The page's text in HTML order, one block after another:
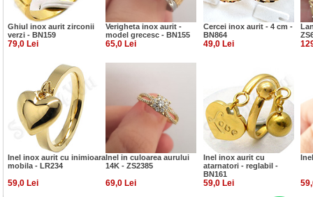
Ghiul inox aurit zirconii
verzi - BN159
Verigheta inox aurit -
model grecesc - BN155
Cercei inox aurit - 4 cm -
BN864
79,0 Lei 65,0 Lei 49,0 Lei
Inel inox aurit cu inimioara
mobila - LR234
Inel in culoarea aurului
14K - ZS2385
Inel inox aurit cu
atarnatori - reglabil -
BN161
59,0 Lei 69,0 Lei 59,0 Lei